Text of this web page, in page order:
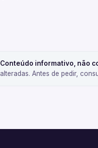
Conteúdo informativo, não
alteradas. Antes de pedir,